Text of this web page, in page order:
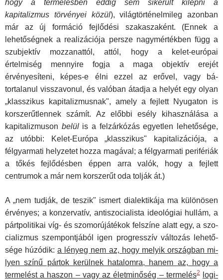
hogy a termelésben eddig sem sikerült kilépni a
kapitalizmus törvé­nyei közül), világtörténelmileg azonban
már az új formáció fej­lődési szakaszaként. (Ennek a
lehetőségnek a realizációja persze nagymértékben függ a
szubjektív mozzanattól, attól, hogy a kelet-európai
értelmiség mennyire fogja a maga objek­tív erejét
érvényesíteni, képes-e élni ezzel az erővel, vagy bá­
tortalanul visszavonul, és valóban átadja a helyét egy olyan
„klasszikus kapitalizmusnak", amely a fejlett Nyugaton is
kor­szerűtlennek számít. Az előbbi esély kihasználása a
kapitaliz­muson belülis a felzárkózás egyetlen lehetősége,
az utóbbi: Kelet-Európa „klasszikus" kapitalizációja, a
félgyarmati hely­zetet hozza magával; a félgyarmati perifériák
a tőkés fejlődés­ben éppen arra valók, hogy a fejlett
centrumok a már nem korszerűt oda tolják át.)
A „nem tudják, de teszik" ismert dialektikája ma különö­sen
érvényes; a konzervatív, antiszocialista ideológiai hullám, a
pártpolitikai víg- és szomorújátékok felszíne alatt egy, a szo­
cializmus szempontjából igen progresszív változás lehető­
sége húzódik:a lényeg nem az, hogy melyik országban mi­
lyen színű pártok kerülnek hatalomra, hanem az, hogy a
termelést a haszon – vagy az életminőség – termelés2
logi­